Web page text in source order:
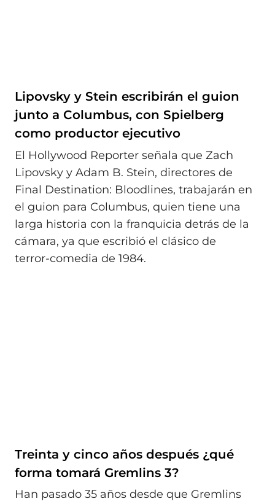
Lipovsky y Stein escribirán el guion
junto a Columbus, con Spielberg
como productor ejecutivo
El Hollywood Reporter señala que Zach
Lipovsky y Adam B. Stein, directores de
Final Destination: Bloodlines, trabajarán en
el guion para Columbus, quien tiene una
larga historia con la franquicia detrás de la
cámara, ya que escribió el clásico de
terror‑comedia de 1984.
Treinta y cinco años después ¿qué
forma tomará Gremlins 3?
Han pasado 35 años desde que Gremlins